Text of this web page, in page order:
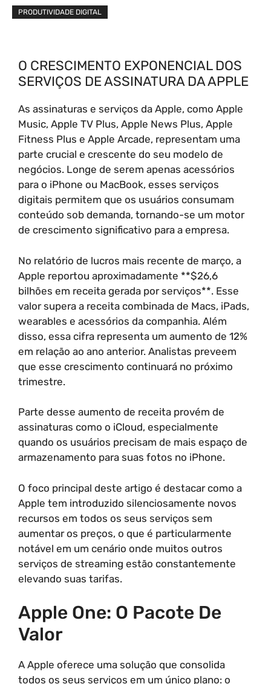
PRODUTIVIDADE DIGITAL
O CRESCIMENTO EXPONENCIAL DOS
SERVIÇOS DE ASSINATURA DA APPLE
As assinaturas e serviços da Apple, como Apple
Music, Apple TV Plus, Apple News Plus, Apple
Fitness Plus e Apple Arcade, representam uma
parte crucial e crescente do seu modelo de
negócios. Longe de serem apenas acessórios
para o iPhone ou MacBook, esses serviços
digitais permitem que os usuários consumam
conteúdo sob demanda, tornando-se um motor
de crescimento significativo para a empresa.
No relatório de lucros mais recente de março, a
Apple reportou aproximadamente **$26,6
bilhões em receita gerada por serviços**. Esse
valor supera a receita combinada de Macs, iPads,
wearables e acessórios da companhia. Além
disso, essa cifra representa um aumento de 12%
em relação ao ano anterior. Analistas preveem
que esse crescimento continuará no próximo
trimestre.
Parte desse aumento de receita provém de
assinaturas como o iCloud, especialmente
quando os usuários precisam de mais espaço de
armazenamento para suas fotos no iPhone.
O foco principal deste artigo é destacar como a
Apple tem introduzido silenciosamente novos
recursos em todos os seus serviços sem
aumentar os preços, o que é particularmente
notável em um cenário onde muitos outros
serviços de streaming estão constantemente
elevando suas tarifas.
Apple One: O Pacote De
Valor
A Apple oferece uma solução que consolida
todos os seus serviços em um único plano: o